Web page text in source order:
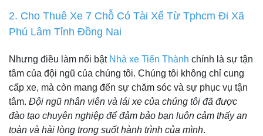
2. Cho Thuê Xe 7 Chỗ Có Tài Xế Từ Tphcm Đi Xã
Phú Lâm Tỉnh Đồng Nai
Nhưng điều làm nổi bật Nhà xe Tiến Thành chính là sự tận
tâm của đội ngũ của chúng tôi. Chúng tôi không chỉ cung
cấp xe, mà còn mang đến sự chăm sóc và sự phục vụ tận
tâm. Đội ngũ nhân viên và lái xe của chúng tôi đã được
đào tạo chuyên nghiệp để đảm bảo bạn luôn cảm thấy an
toàn và hài lòng trong suốt hành trình của mình.